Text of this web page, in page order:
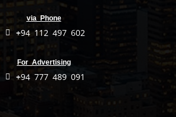
via Phone
+94 112 497 602
For Advertising
+94 777 489 091